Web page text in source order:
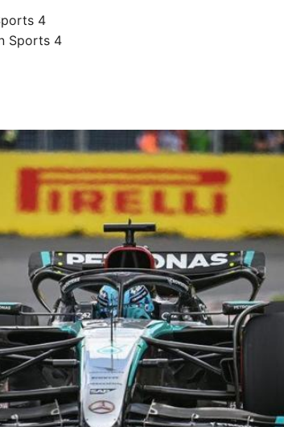
4
Sports 4